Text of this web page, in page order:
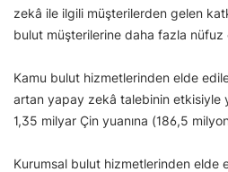
zekâ ile ilgili müşterilerden gelen
bulut müşterilerine daha fazla
Kamu bulut hizmetlerinden elde
artan yapay zekâ talebinin etkisiyle
1,35 milyar Çin yuanına (186,5
Kurumsal bulut hizmetlerinden elde